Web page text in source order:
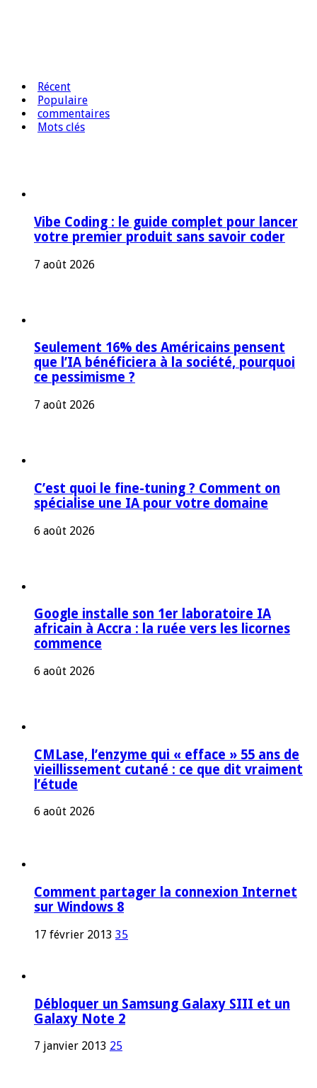
Récent
Populaire
commentaires
Mots clés
Vibe Coding : le guide complet pour lancer
votre premier produit sans savoir coder
7 août 2026
Seulement 16% des Américains pensent
que l’IA bénéficiera à la société, pourquoi
ce pessimisme ?
7 août 2026
C’est quoi le fine-tuning ? Comment on
spécialise une IA pour votre domaine
6 août 2026
Google installe son 1er laboratoire IA
africain à Accra : la ruée vers les licornes
commence
6 août 2026
CMLase, l’enzyme qui « efface » 55 ans de
vieillissement cutané : ce que dit vraiment
l’étude
6 août 2026
Comment partager la connexion Internet
sur Windows 8
17 février 2013 35
Débloquer un Samsung Galaxy SIII et un
Galaxy Note 2
7 janvier 2013 25